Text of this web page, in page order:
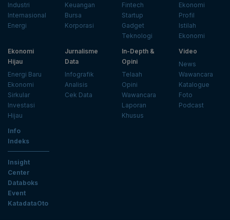
Industri
Internasional
Energi
Keuangan
Bursa
Korporasi
Fintech
Startup
Gadget
Teknologi
Ekonomi
Profil
Istilah
Ekonomi
Ekonomi
Hijau
Energi Baru
Ekonomi
Sirkular
Investasi
Hijau
Jurnalisme
Data
Infografik
Analisis
Cek Data
In-Depth &
Opini
Telaah
Opini
Wawancara
Laporan
Khusus
Video
News
Wawancara
Katalogue
Foto
Podcast
Info
Indeks
Insight
Center
Databoks
Event
KatadataOto